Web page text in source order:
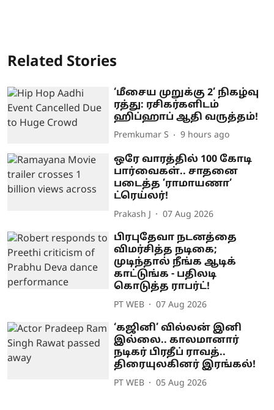
Related Stories
‘மீசைய முறுக்கு 2’ நிகழ்வு
ரத்து: ரசிகர்களிடம்
ஹிப்ஹாப் ஆதி வருத்தம்!
Premkumar S 9 hours ago
ஒரே வாரத்தில் 100 கோடி
பார்வைகள்.. சாதனை
படைத்த ’ராமாயணா’
ட்ரெய்லர்!
Prakash J 07 Aug 2026
பிரபுதேவா நடனத்தை
விமர்சித்த நடிகை;
முடிந்தால் நீங்க ஆடிக்
காட்டுங்க - பதிலடி
கொடுத்த ராபர்ட்!
PT WEB 07 Aug 2026
‘கஜினி’ வில்லன் இனி
இல்லை.. காலமானார்
நடிகர் பிரதீப் ராவத்..
திரையுலகினர் இரங்கல்!
PT WEB 05 Aug 2026